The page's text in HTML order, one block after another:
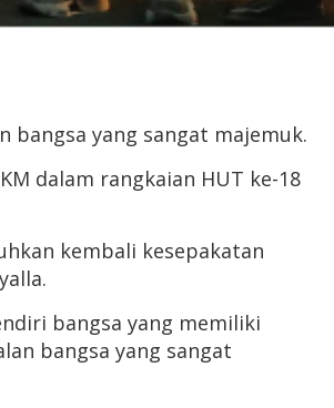
bangsa yang sangat majemuk.
dalam rangkaian HUT ke-18
kembali kesepakatan
bangsa yang memiliki
bangsa yang sangat